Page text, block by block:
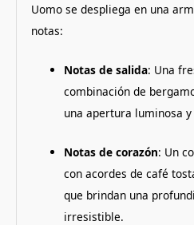
Uomo se despliega en una
notas:
Notas de salida: Una
combinación de
una apertura luminosa
Notas de corazón: Un
con acordes de café
que brindan una
irresistible.